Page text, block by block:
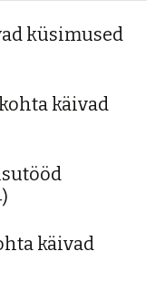
küsimused
käivad
käivad